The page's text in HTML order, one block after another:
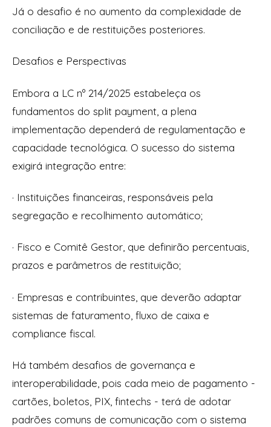
Já o desafio é no aumento da complexidade de
conciliação e de restituições posteriores.
Desafios e Perspectivas
Embora a LC nº 214/2025 estabeleça os
fundamentos do split payment, a plena
implementação dependerá de regulamentação e
capacidade tecnológica. O sucesso do sistema
exigirá integração entre:
· Instituições financeiras, responsáveis pela
segregação e recolhimento automático;
· Fisco e Comitê Gestor, que definirão percentuais,
prazos e parâmetros de restituição;
· Empresas e contribuintes, que deverão adaptar
sistemas de faturamento, fluxo de caixa e
compliance fiscal.
Há também desafios de governança e
interoperabilidade, pois cada meio de pagamento -
cartões, boletos, PIX, fintechs - terá de adotar
padrões comuns de comunicação com o sistema